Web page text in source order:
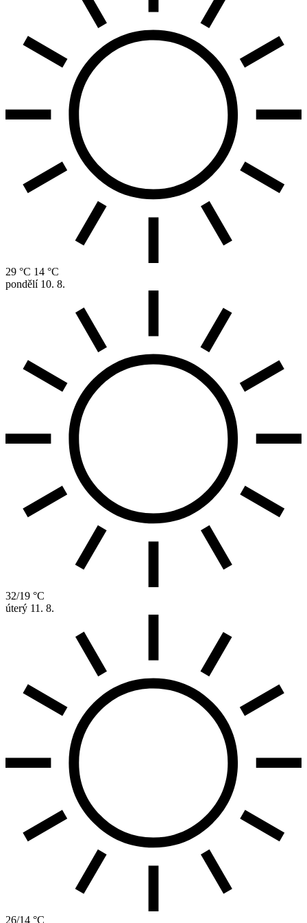
29 °C 14 °C
pondělí 10. 8.
32/19 °C
úterý 11. 8.
26/14 °C